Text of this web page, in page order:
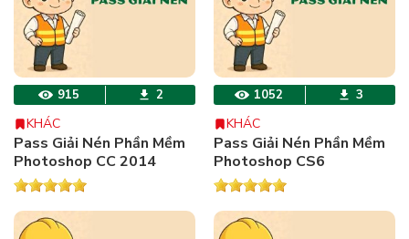
915 2
KHÁC
Pass Giải Nén Phần Mềm
Photoshop CC 2014
1052 3
KHÁC
Pass Giải Nén Phần Mềm
Photoshop CS6